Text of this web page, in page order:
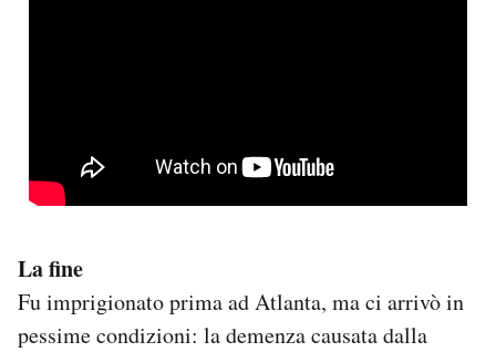
La fine
Fu imprigionato prima ad Atlanta, ma ci arrivò in
pessime condizioni: la demenza causata dalla